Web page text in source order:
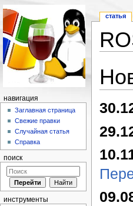
статья
навигация
Заглавная страница
Свежие правки
Случайная статья
Справка
поиск
инструменты